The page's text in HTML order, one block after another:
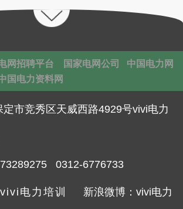
网招聘平台 国家电网公司
中国电力网
国电力资料网
定市竞秀区天威西路4929号vivi电力
75 0312-6776733
vivi电力培训 新浪微博：vivi电力